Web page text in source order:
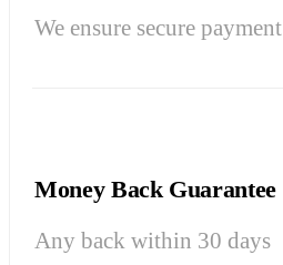
We ensure secure payment
Money Back Guarantee
Any back within 30 days